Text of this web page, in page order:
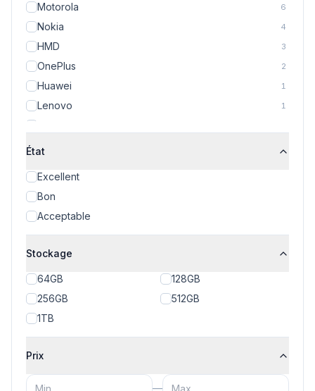
Motorola 6
Nokia 4
HMD 3
OnePlus 2
Huawei 1
Lenovo 1
État
Excellent
Bon
Acceptable
Stockage
64GB
128GB
256GB
512GB
1TB
Prix
—